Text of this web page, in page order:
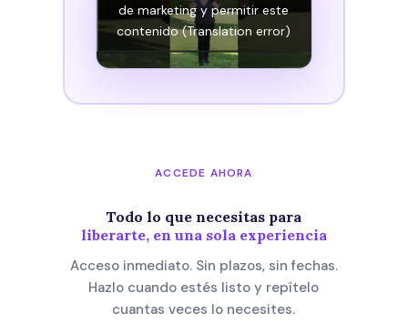
de marketing y permitir este
contenido (Translation error)
ACCEDE AHORA
Todo lo que necesitas para
liberarte, en una sola experiencia
Acceso inmediato. Sin plazos, sin fechas.
Hazlo cuando estés listo y repítelo
cuantas veces lo necesites.